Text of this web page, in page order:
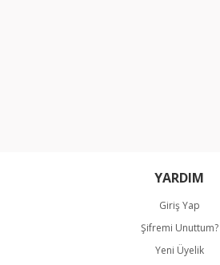
Bu ürüne benzer farklı alternatifler
YARDIM
Giriş Yap
Şifremi Unuttum?
Yeni Üyelik